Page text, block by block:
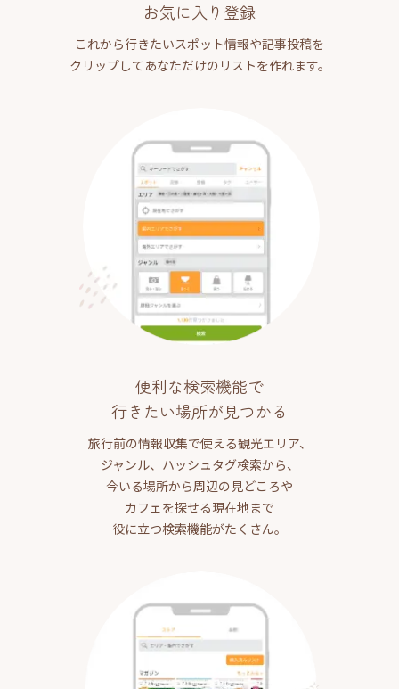
お気に入り登録
これから行きたいスポット情報や記事投稿を
クリップしてあなただけのリストを作れます。
便利な検索機能で
行きたい場所が見つかる
旅行前の情報収集で使える観光エリア、
ジャンル、ハッシュタグ検索から、
今いる場所から周辺の見どころや
カフェを探せる現在地まで
役に立つ検索機能がたくさん。